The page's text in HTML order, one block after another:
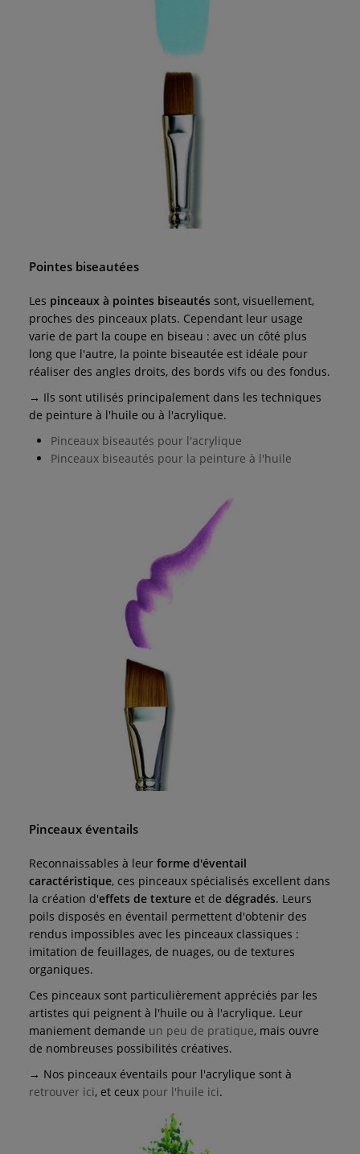
Pointes biseautées
Les pinceaux à pointes biseautés sont, visuellement,
proches des pinceaux plats. Cependant leur usage
varie de part la coupe en biseau : avec un côté plus
long que l'autre, la pointe biseautée est idéale pour
réaliser des angles droits, des bords vifs ou des fondus.
→ Ils sont utilisés principalement dans les techniques
de peinture à l'huile ou à l'acrylique.
Pinceaux biseautés pour l'acrylique
Pinceaux biseautés pour la peinture à l'huile
Pinceaux éventails
Reconnaissables à leur forme d'éventail
caractéristique, ces pinceaux spécialisés excellent dans
la création d'effets de texture et de dégradés. Leurs
poils disposés en éventail permettent d'obtenir des
rendus impossibles avec les pinceaux classiques :
imitation de feuillages, de nuages, ou de textures
organiques.
Ces pinceaux sont particulièrement appréciés par les
artistes qui peignent à l'huile ou à l'acrylique. Leur
maniement demande un peu de pratique, mais ouvre
de nombreuses possibilités créatives.
→ Nos pinceaux éventails pour l'acrylique sont à
retrouver ici, et ceux pour l'huile ici.